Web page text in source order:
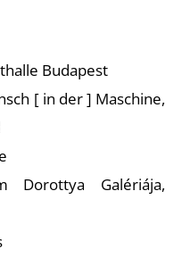
Budapest
[ in der ] Maschine,
Dorottya Galériája,